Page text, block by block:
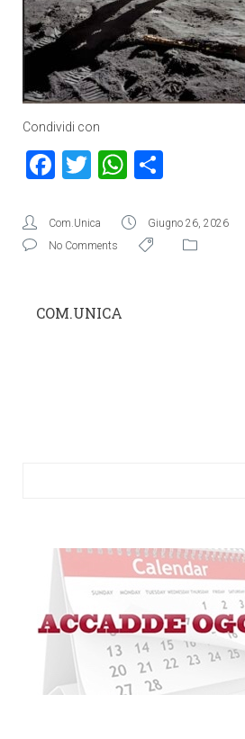
Condividi con
Facebook
TwitterWhatsApp
Com.Unica Giugno 26, 2026
No Comments
COM.UNICA